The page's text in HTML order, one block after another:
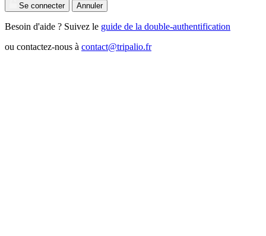
Se connecter Annuler
Besoin d'aide ? Suivez le guide de la double-authentification
ou contactez-nous à contact@tripalio.fr